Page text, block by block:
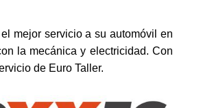
mejor servicio a su automóvil en
la mecánica y electricidad. Con
de Euro Taller.